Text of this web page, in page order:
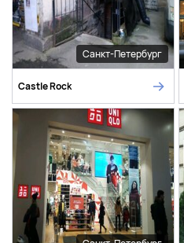
Санкт-Петербург
Castle Rock